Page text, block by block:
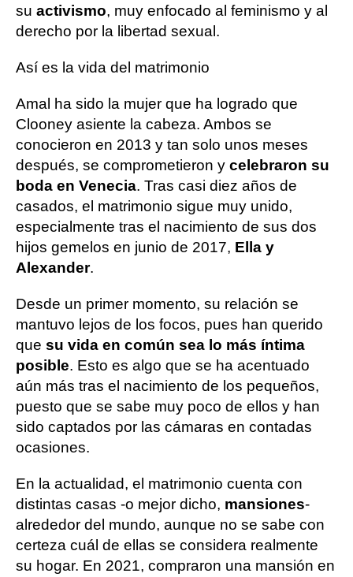
su activismo, muy enfocado al feminismo y al
derecho por la libertad sexual.
Así es la vida del matrimonio
Amal ha sido la mujer que ha logrado que
Clooney asiente la cabeza. Ambos se
conocieron en 2013 y tan solo unos meses
después, se comprometieron y celebraron su
boda en Venecia. Tras casi diez años de
casados, el matrimonio sigue muy unido,
especialmente tras el nacimiento de sus dos
hijos gemelos en junio de 2017, Ella y
Alexander.
Desde un primer momento, su relación se
mantuvo lejos de los focos, pues han querido
que su vida en común sea lo más íntima
posible. Esto es algo que se ha acentuado
aún más tras el nacimiento de los pequeños,
puesto que se sabe muy poco de ellos y han
sido captados por las cámaras en contadas
ocasiones.
En la actualidad, el matrimonio cuenta con
distintas casas -o mejor dicho, mansiones-
alrededor del mundo, aunque no se sabe con
certeza cuál de ellas se considera realmente
su hogar. En 2021, compraron una mansión en